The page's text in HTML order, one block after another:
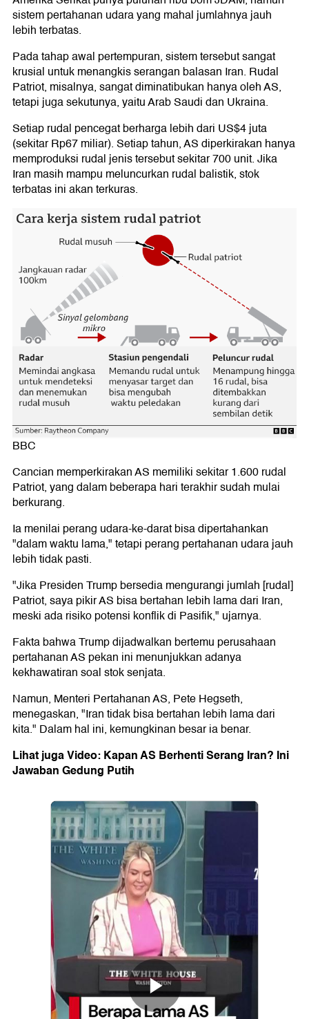
sistem pertahanan udara yang mahal jumlahnya jauh
lebih terbatas.
Pada tahap awal pertempuran, sistem tersebut sangat
krusial untuk menangkis serangan balasan Iran. Rudal
Patriot, misalnya, sangat diminatibukan hanya oleh AS,
tetapi juga sekutunya, yaitu Arab Saudi dan Ukraina.
Setiap rudal pencegat berharga lebih dari US$4 juta
(sekitar Rp67 miliar). Setiap tahun, AS diperkirakan hanya
memproduksi rudal jenis tersebut sekitar 700 unit. Jika
Iran masih mampu meluncurkan rudal balistik, stok
terbatas ini akan terkuras.
BBC
Cancian memperkirakan AS memiliki sekitar 1.600 rudal
Patriot, yang dalam beberapa hari terakhir sudah mulai
berkurang.
Ia menilai perang udara-ke-darat bisa dipertahankan
"dalam waktu lama," tetapi perang pertahanan udara jauh
lebih tidak pasti.
"Jika Presiden Trump bersedia mengurangi jumlah [rudal]
Patriot, saya pikir AS bisa bertahan lebih lama dari Iran,
meski ada risiko potensi konflik di Pasifik," ujarnya.
Fakta bahwa Trump dijadwalkan bertemu perusahaan
pertahanan AS pekan ini menunjukkan adanya
kekhawatiran soal stok senjata.
Namun, Menteri Pertahanan AS, Pete Hegseth,
menegaskan, "Iran tidak bisa bertahan lebih lama dari
kita." Dalam hal ini, kemungkinan besar ia benar.
Lihat juga Video: Kapan AS Berhenti Serang Iran? Ini
Jawaban Gedung Putih